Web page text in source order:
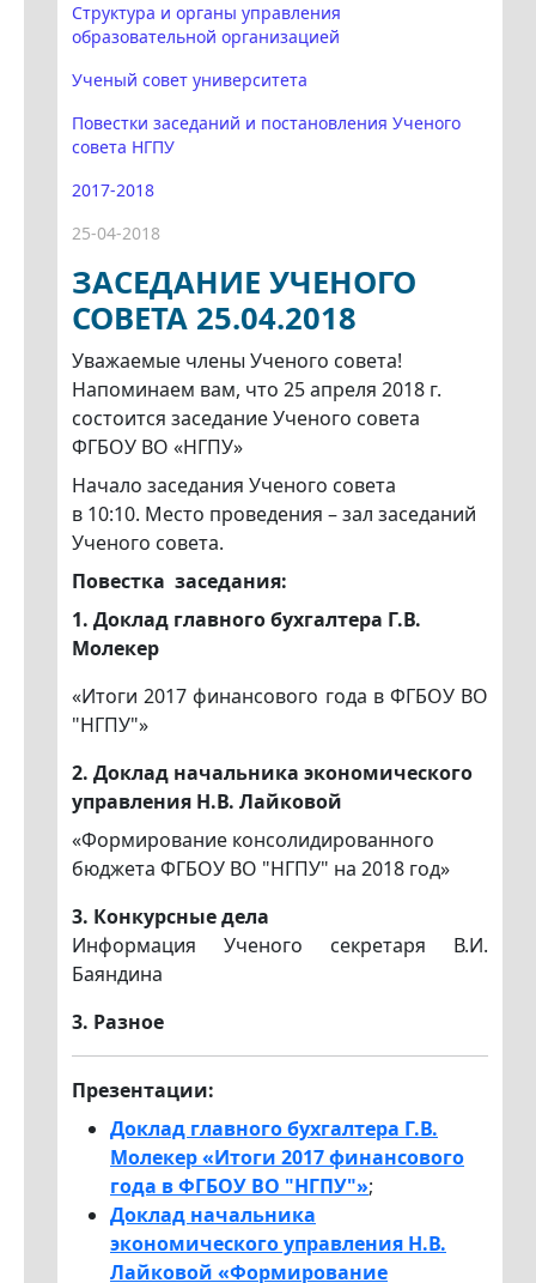
Структура и органы управления
образовательной организацией
Ученый совет университета
Повестки заседаний и постановления Ученого
совета НГПУ
2017-2018
25-04-2018
ЗАСЕДАНИЕ УЧЕНОГО
СОВЕТА 25.04.2018
Уважаемые члены Ученого совета!
Напоминаем вам, что 25 апреля 2018 г.
состоится заседание Ученого совета
ФГБОУ ВО «НГПУ»
Начало заседания Ученого совета
в 10:10. Место проведения – зал заседаний
Ученого совета.
Повестка заседания:
1. Доклад главного бухгалтера Г.В.
Молекер
«Итоги 2017 финансового года в ФГБОУ ВО
"НГПУ"»
2. Доклад начальника экономического
управления Н.В. Лайковой
«Формирование консолидированного
бюджета ФГБОУ ВО "НГПУ" на 2018 год»
3. Конкурсные дела
Информация Ученого секретаря В.И.
Баяндина
3. Разное
Презентации:
Доклад главного бухгалтера Г.В.
Молекер «Итоги 2017 финансового
года в ФГБОУ ВО "НГПУ"»;
Доклад начальника
экономического управления Н.В.
Лайковой «Формирование